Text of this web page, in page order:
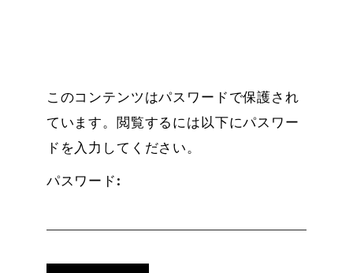
このコンテンツはパスワードで保護され
ています。閲覧するには以下にパスワー
ドを入力してください。
パスワード: